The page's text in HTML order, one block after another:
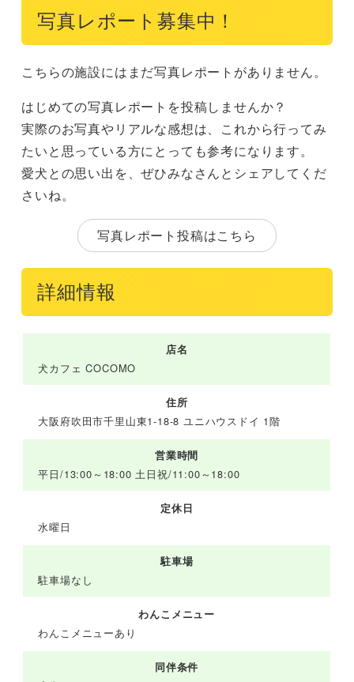
写真レポート募集中！
こちらの施設にはまだ写真レポートがありません。
はじめての写真レポートを投稿しませんか？
実際のお写真やリアルな感想は、これから行ってみ
たいと思っている方にとっても参考になります。
愛犬との思い出を、ぜひみなさんとシェアしてくだ
さいね。
写真レポート投稿はこちら
詳細情報
店名
犬カフェ COCOMO
住所
大阪府吹田市千里山東1-18-8 ユニハウスドイ 1階
営業時間
平日/13:00～18:00 土日祝/11:00～18:00
定休日
水曜日
駐車場
駐車場なし
わんこメニュー
わんこメニューあり
同伴条件